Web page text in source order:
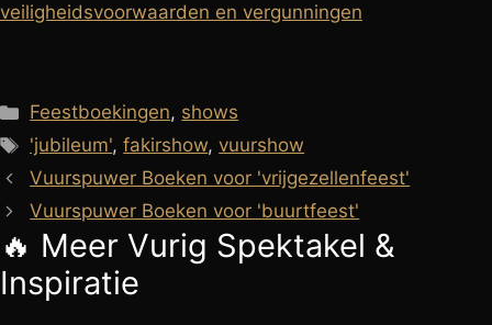
veiligheidsvoorwaarden en vergunningen
Categorieën
Feestboekingen, shows
Tags
'jubileum',fakirshow,vuurshow
Vuurspuwer Boeken voor 'vrijgezellenfeest'
Vuurspuwer Boeken voor 'buurtfeest'
🔥 Meer Vurig Spektakel &
Inspiratie